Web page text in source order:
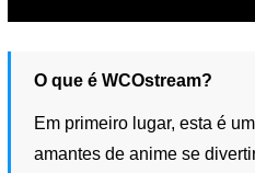
O que é WCOstream?
Em primeiro lugar, esta é
amantes de anime se